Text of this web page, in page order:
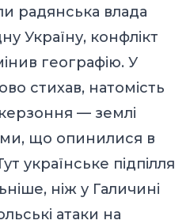
радянська влада
Україну, конфлікт
географію. У
стихав, натомість
— землі
що опинилися в
українське підпілля
ніж у Галичині
атаки на